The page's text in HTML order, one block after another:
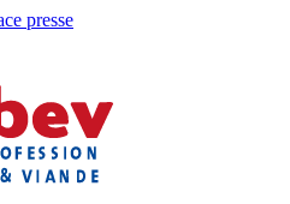
presse